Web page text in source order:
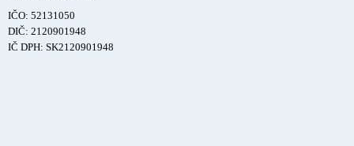
IČO: 52131050
DIČ: 2120901948
IČ DPH: SK2120901948